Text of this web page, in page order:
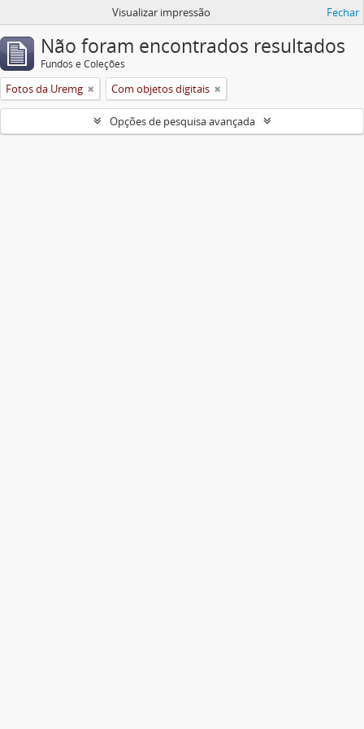
Visualizar impressão Fechar
Não foram encontrados resultados
Fundos e Coleções
Fotos da Uremg Com objetos digitais
Opções de pesquisa avançada